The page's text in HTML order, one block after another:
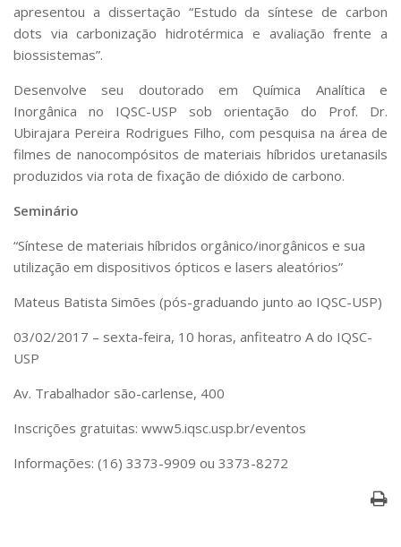
apresentou a dissertação “Estudo da síntese de carbon
dots via carbonização hidrotérmica e avaliação frente a
biossistemas”.
Desenvolve seu doutorado em Química Analítica e
Inorgânica no IQSC-USP sob orientação do Prof. Dr.
Ubirajara Pereira Rodrigues Filho, com pesquisa na área de
filmes de nanocompósitos de materiais híbridos uretanasils
produzidos via rota de fixação de dióxido de carbono.
Seminário
“Síntese de materiais híbridos orgânico/inorgânicos e sua
utilização em dispositivos ópticos e lasers aleatórios”
Mateus Batista Simões (pós-graduando junto ao IQSC-USP)
03/02/2017 – sexta-feira, 10 horas, anfiteatro A do IQSC-
USP
Av. Trabalhador são-carlense, 400
Inscrições gratuitas: www5.iqsc.usp.br/eventos
Informações: (16) 3373-9909 ou 3373-8272